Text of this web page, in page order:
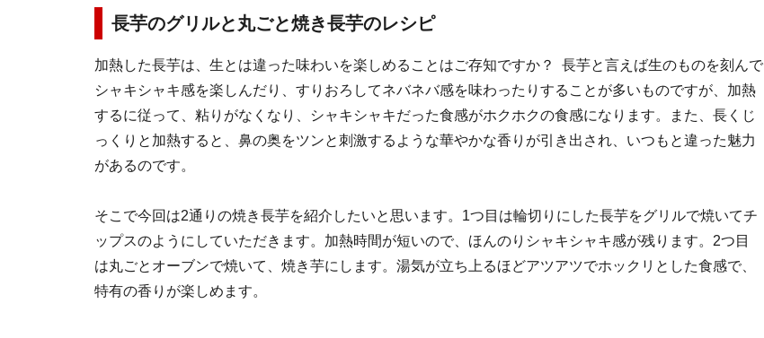
長芋のグリルと丸ごと焼き長芋のレシピ
加熱した長芋は、生とは違った味わいを楽しめることはご存知ですか？ 長芋と言えば生のものを刻んで
シャキシャキ感を楽しんだり、すりおろしてネバネバ感を味わったりすることが多いものですが、加熱
するに従って、粘りがなくなり、シャキシャキだった食感がホクホクの食感になります。また、長くじ
っくりと加熱すると、鼻の奥をツンと刺激するような華やかな香りが引き出され、いつもと違った魅力
があるのです。
そこで今回は2通りの焼き長芋を紹介したいと思います。1つ目は輪切りにした長芋をグリルで焼いてチ
ップスのようにしていただきます。加熱時間が短いので、ほんのりシャキシャキ感が残ります。2つ目
は丸ごとオーブンで焼いて、焼き芋にします。湯気が立ち上るほどアツアツでホックリとした食感で、
特有の香りが楽しめます。